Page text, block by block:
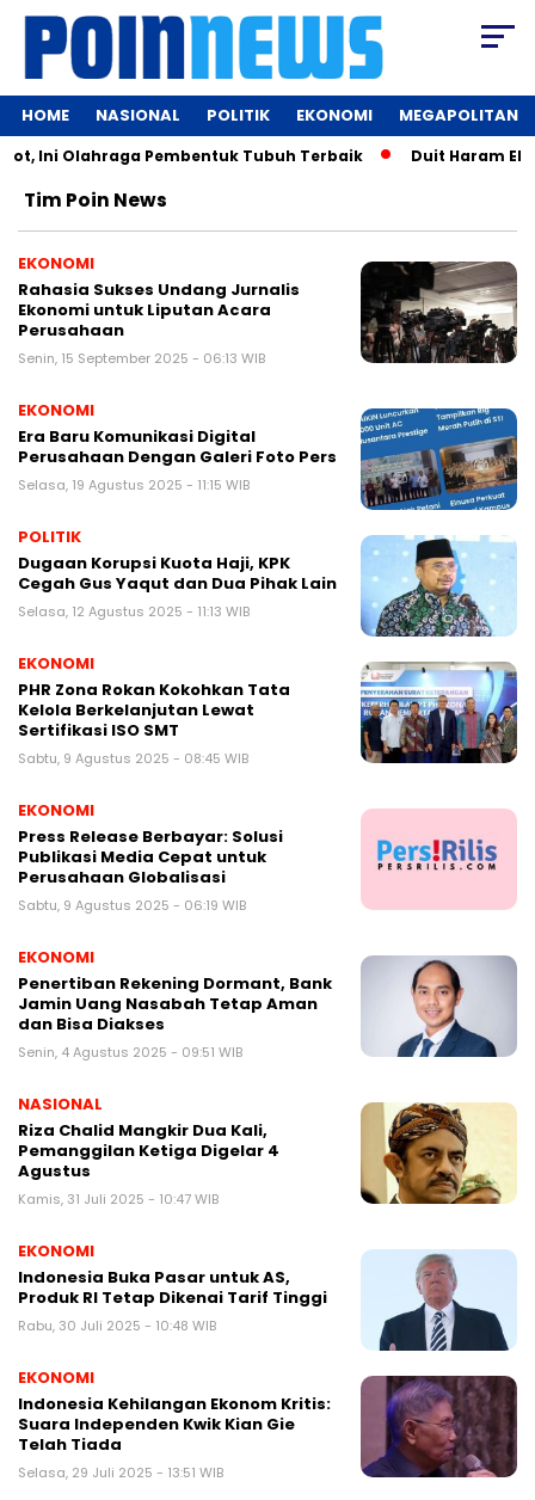
HOME NASIONAL POLITIK EKONOMI MEGAPOLITAN
Ini Olahraga Pembentuk Tubuh Terbaik Duit Haram
Tim Poin News
EKONOMI
Rahasia Sukses Undang Jurnalis
Ekonomi untuk Liputan Acara
Perusahaan
Senin, 15 September 2025 - 06:13 WIB
EKONOMI
Era Baru Komunikasi Digital
Perusahaan Dengan Galeri Foto Pers
Selasa, 19 Agustus 2025 - 11:15 WIB
POLITIK
Dugaan Korupsi Kuota Haji, KPK
Cegah Gus Yaqut dan Dua Pihak Lain
Selasa, 12 Agustus 2025 - 11:13 WIB
EKONOMI
PHR Zona Rokan Kokohkan Tata
Kelola Berkelanjutan Lewat
Sertifikasi ISO SMT
Sabtu, 9 Agustus 2025 - 08:45 WIB
EKONOMI
Press Release Berbayar: Solusi
Publikasi Media Cepat untuk
Perusahaan Globalisasi
Sabtu, 9 Agustus 2025 - 06:19 WIB
EKONOMI
Penertiban Rekening Dormant, Bank
Jamin Uang Nasabah Tetap Aman
dan Bisa Diakses
Senin, 4 Agustus 2025 - 09:51 WIB
NASIONAL
Riza Chalid Mangkir Dua Kali,
Pemanggilan Ketiga Digelar 4
Agustus
Kamis, 31 Juli 2025 - 10:47 WIB
EKONOMI
Indonesia Buka Pasar untuk AS,
Produk RI Tetap Dikenai Tarif Tinggi
Rabu, 30 Juli 2025 - 10:48 WIB
EKONOMI
Indonesia Kehilangan Ekonom Kritis:
Suara Independen Kwik Kian Gie
Telah Tiada
Selasa, 29 Juli 2025 - 13:51 WIB